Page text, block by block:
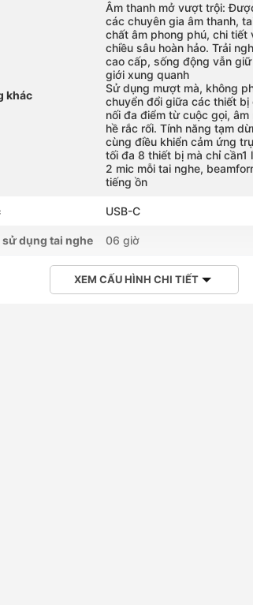
khác
Âm thanh mở vượt trội:
các chuyên gia âm thanh,
chất âm phong phú, chi tiết
chiều sâu hoàn hảo. Trải
cao cấp, sống động vẫn
giới xung quanh
Sử dụng mượt mà, không
chuyển đổi giữa các thiết
nối đa điểm từ cuộc gọi, âm
hề rắc rối. Tính năng tạm
cùng điều khiển cảm ứng
tối đa 8 thiết bị mà chỉ cần1
2 mic mỗi tai nghe,
tiếng ồn
USB-C
dụng tai nghe 06 giờ
XEM CẤU HÌNH CHI TIẾT